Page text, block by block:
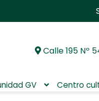
Calle 195 Nº
GV Centro